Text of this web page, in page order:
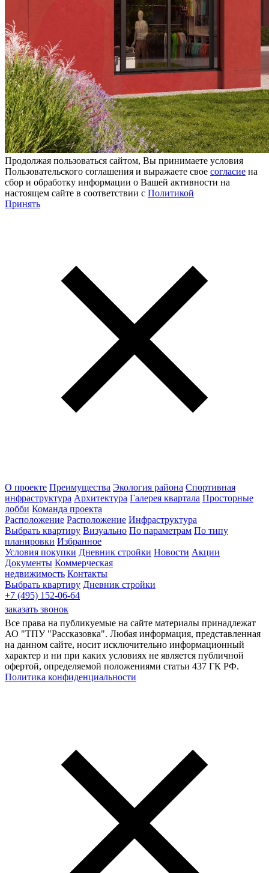
Продолжая пользоваться сайтом, Вы принимаете условия
Пользовательского соглашения и выражаете свое согласие на
сбор и обработку информации о Вашей активности на
настоящем сайте в соответствии с Политикой
Принять
О проекте Преимущества Экология района Спортивная
инфраструктура Архитектура Галерея квартала Просторные
лобби Команда проекта
Расположение Расположение Инфраструктура
Выбрать квартиру Визуально По параметрам По типу
планировки Избранное
Условия покупки Дневник стройки Новости Акции
Документы Коммерческая
недвижимость Контакты
Выбрать квартиру Дневник стройки
+7 (495) 152-06-64
заказать звонок
Все права на публикуемые на сайте материалы принадлежат
АО "ТПУ "Рассказовка". Любая информация, представленная
на данном сайте, носит исключительно информационный
характер и ни при каких условиях не является публичной
офертой, определяемой положениями статьи 437 ГК РФ.
Политика конфиденциальности